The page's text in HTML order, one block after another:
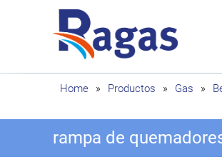
Home » Productos » Gas »
rampa de